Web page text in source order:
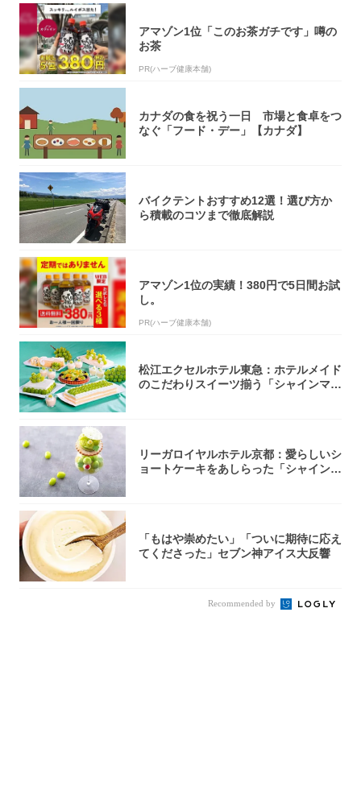
アマゾン1位「このお茶ガチです」噂の
お茶
PR(ハーブ健康本舗)
カナダの食を祝う一日 市場と食卓をつ
なぐ「フード・デー」【カナダ】
バイクテントおすすめ12選！選び方か
ら積載のコツまで徹底解説
アマゾン1位の実績！380円で5日間お試
し。
PR(ハーブ健康本舗)
松江エクセルホテル東急：ホテルメイド
のこだわりスイーツ揃う「シャインマス
リーガロイヤルホテル京都：愛らしいシ
ョートケーキをあしらった「シャインマ
「もはや崇めたい」「ついに期待に応え
てくださった」セブン神アイス大反響
Recommended by